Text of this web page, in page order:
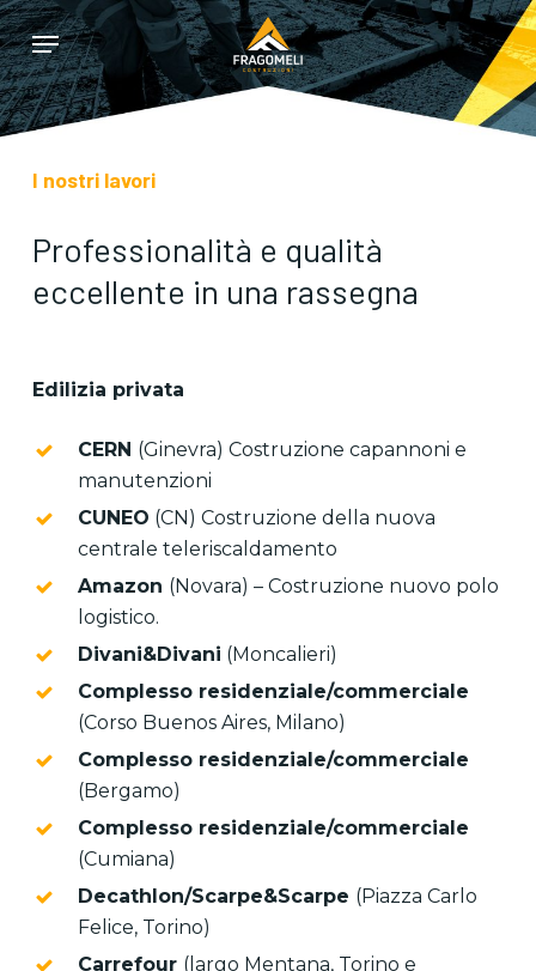
Skip
to
main
content
Menu
I nostri lavori
Professionalità e qualità
eccellente in una rassegna
Edilizia privata
CERN (Ginevra) Costruzione capannoni e
manutenzioni
CUNEO (CN) Costruzione della nuova
centrale teleriscaldamento
Amazon (Novara) – Costruzione nuovo polo
logistico.
Divani&Divani (Moncalieri)
Complesso residenziale/commerciale
(Corso Buenos Aires, Milano)
Complesso residenziale/commerciale
(Bergamo)
Complesso residenziale/commerciale
(Cumiana)
Decathlon/Scarpe&Scarpe (Piazza Carlo
Felice, Torino)
Carrefour (largo Mentana, Torino e